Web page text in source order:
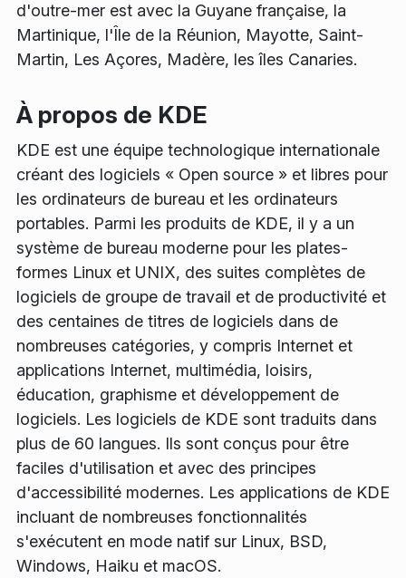
d'outre-mer est avec la Guyane française, la
Martinique, l'Île de la Réunion, Mayotte, Saint-
Martin, Les Açores, Madère, les îles Canaries.
À propos de KDE
KDE est une équipe technologique internationale
créant des logiciels « Open source » et libres pour
les ordinateurs de bureau et les ordinateurs
portables. Parmi les produits de KDE, il y a un
système de bureau moderne pour les plates-
formes Linux et UNIX, des suites complètes de
logiciels de groupe de travail et de productivité et
des centaines de titres de logiciels dans de
nombreuses catégories, y compris Internet et
applications Internet, multimédia, loisirs,
éducation, graphisme et développement de
logiciels. Les logiciels de KDE sont traduits dans
plus de 60 langues. Ils sont conçus pour être
faciles d'utilisation et avec des principes
d'accessibilité modernes. Les applications de KDE
incluant de nombreuses fonctionnalités
s'exécutent en mode natif sur Linux, BSD,
Windows, Haiku et macOS.